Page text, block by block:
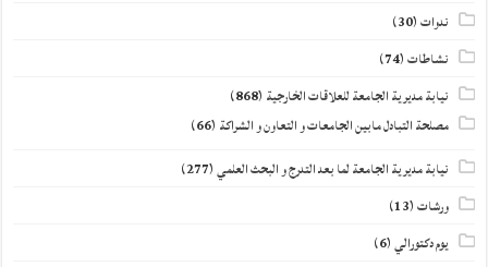
ندوات(30)
نشاطات(74)
نيابة مديرية الجامعة للعلاقات الخارجية (868)
مصلحة التبادل مابين الجامعات و التعاون و الشراكة (66)
نيابة مديرية الجامعة لما بعد التدرج و البحث العلمي(277)
ورشات(13)
يوم دكتورالي(6)